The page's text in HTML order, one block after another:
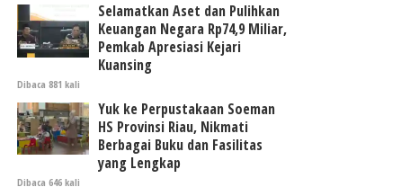
Selamatkan Aset dan Pulihkan
Keuangan Negara Rp74,9 Miliar,
Pemkab Apresiasi Kejari
Kuansing
Dibaca 881 kali
Yuk ke Perpustakaan Soeman
HS Provinsi Riau, Nikmati
Berbagai Buku dan Fasilitas
yang Lengkap
Dibaca 646 kali